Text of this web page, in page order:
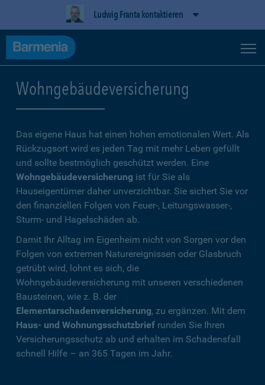
Ludwig Franta kontaktieren
Wohngebäudeversicherung
Das eigene Haus hat einen hohen emotionalen Wert. Als
Rückzugsort wird es jeden Tag mit mehr Leben gefüllt
und sollte bestmöglich geschützt werden. Eine
Wohngebäudeversicherung ist für Sie als
Hauseigentümer daher unverzichtbar. Sie sichert Sie vor
den finanziellen Folgen von Feuer-, Leitungswasser-,
Sturm- und Hagelschäden ab.
Damit Ihr Alltag im Eigenheim nicht von Sorgen vor den
Folgen von extremen Naturereignissen oder Glasbruch
getrübt wird, lohnt es sich, die
Wohngebäudeversicherung mit unseren verschiedenen
Bausteinen, wie z. B. der
Elementarschadenversicherung, zu ergänzen. Mit dem
Haus- und Wohnungsschutzbrief runden Sie Ihren
Versicherungsschutz ab und erhalten im Schadensfall
schnell Hilfe – an 365 Tagen im Jahr.